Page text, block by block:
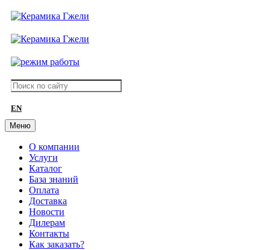
EN
Меню
О компании
Услуги
Каталог
База знаний
Оплата
Доставка
Новости
Дилерам
Контакты
Как заказать?